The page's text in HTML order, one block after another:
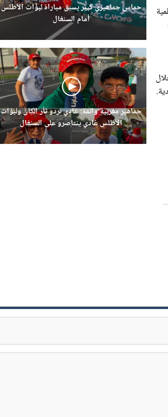
حماس جماهيري كبير يسبق مباراة لبؤات الأطلس
أمام السنغال
جماهير مغربية واثقة: غادي نردو ثأر الكان ولبؤات
الأطلس غادي ينتاصرو على السنغال